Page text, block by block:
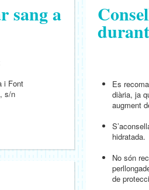
sang a
i Font
s/n
Es
diària, ja
augment
hidratada.
No són
de